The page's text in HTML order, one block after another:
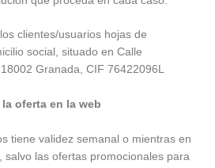
clientes/usuarios hojas de
social, situado en Calle
Granada, CIF 76422096L
oferta en la web
tiene validez semanal o mientras en
salvo las ofertas promocionales para